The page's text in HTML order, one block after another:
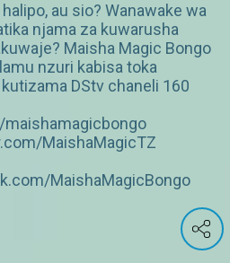
au sio? Wanawake wa
njama za kuwarusha
Maisha Magic Bongo
nzuri kabisa toka
DStv chaneli 160
MaishaMagicTZ
MaishaMagicBongo